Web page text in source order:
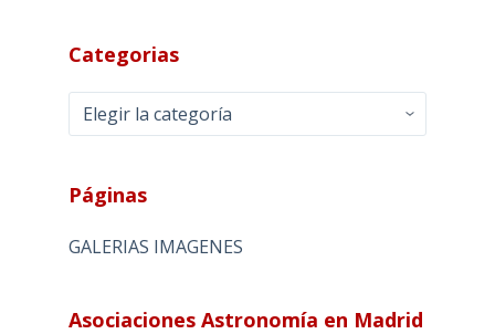
Categorias
Categorias
Páginas
GALERIAS IMAGENES
Asociaciones Astronomía en Madrid